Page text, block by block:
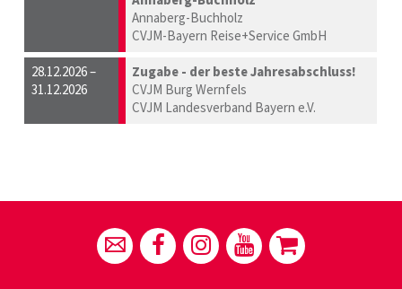
Annaberg-Buchholz
CVJM-Bayern Reise+Service GmbH
28.12.2026 –
31.12.2026
Zugabe - der beste Jahresabschluss!
CVJM Burg Wernfels
CVJM Landesverband Bayern e.V.